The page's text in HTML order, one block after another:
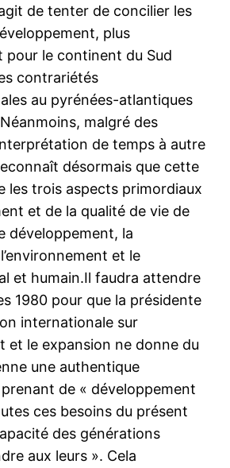
de tenter de concilier les
plus
pour le continent du Sud
contrariétés
au pyrénées-atlantiques
malgré des
de temps à autre
désormais que cette
les trois aspects primordiaux
et de la qualité de vie de
développement, la
et le
et humain.Il faudra attendre
1980 pour que la présidente
internationale sur
et le expansion ne donne du
une authentique
de « développement
ces besoins du présent
des générations
aux leurs ». Cela